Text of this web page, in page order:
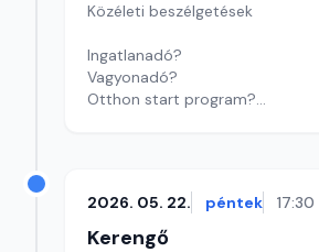
Közéleti beszélgetések
Ingatlanadó?
Vagyonadó?
Otthon start program?
Szerkesztő: Sályi András
2026. 05. 22. péntek 17:30
Kerengő